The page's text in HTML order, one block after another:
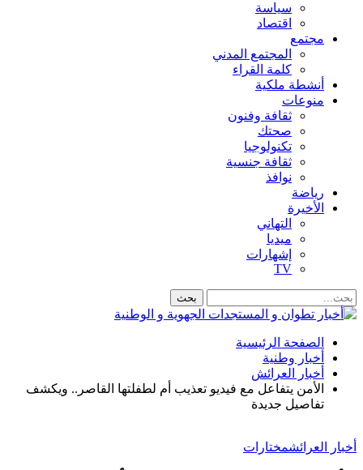
سياسة
اقتصاد
مجتمع
المجتمع المدني
كلمة القراء
أنشطة ملكية
منوعات
ثقافة وفنون
صحتك
تكنولوجيا
ثقافة جنسية
نوافذ
رياضة
الأخيرة
التهاني
ميديا
إشهارات
TV
الصفحة الرئيسية
أخبار وطنية
أخبار العرائش
الأمن يتفاعل مع فيديو تعذيب أم لطفلتها القاصر.. ويكشف
تفاصيل جديدة
أخبار العرائشمختارات